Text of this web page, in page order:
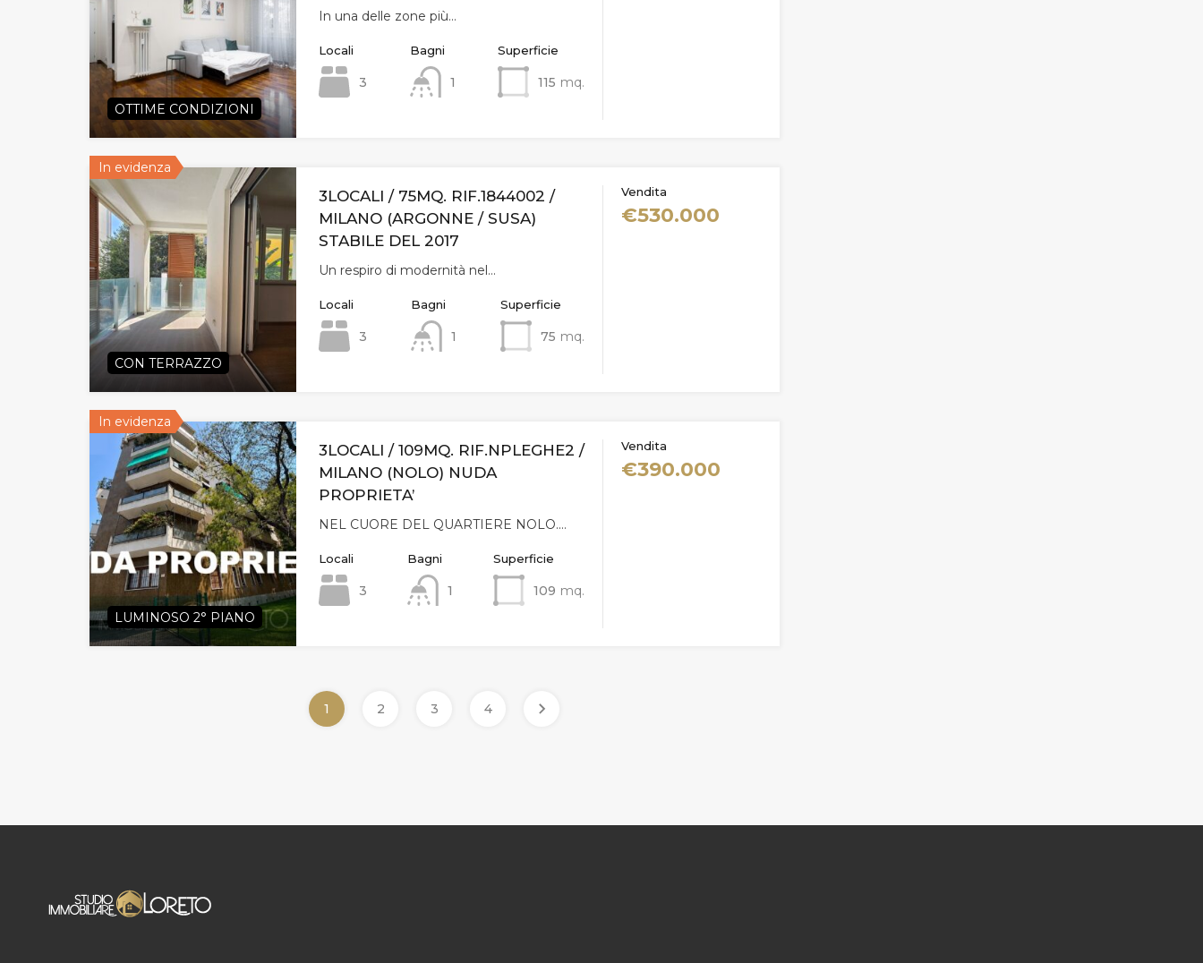
OTTIME CONDIZIONI
In una delle zone più…
Locali
3
Bagni
1
Superficie
115 mq.
In evidenza
CON TERRAZZO
3LOCALI / 75MQ. RIF.1844002 /
MILANO (ARGONNE / SUSA)
STABILE DEL 2017
Un respiro di modernità nel…
Locali
3
Bagni
1
Superficie
75 mq.
Vendita
€530.000
In evidenza
LUMINOSO 2° PIANO
3LOCALI / 109MQ. RIF.NPLEGHE2 /
MILANO (NOLO) NUDA
PROPRIETA’
NEL CUORE DEL QUARTIERE NOLO.…
Locali
3
Bagni
1
Superficie
109 mq.
Vendita
€390.000
1 2 3 4